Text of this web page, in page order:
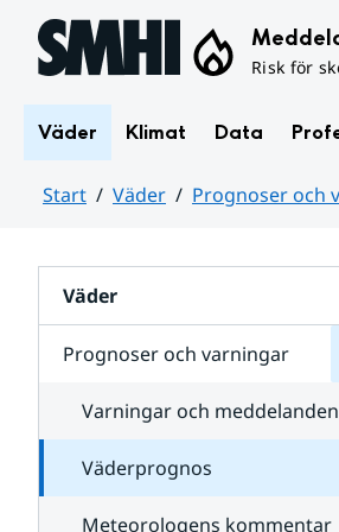
Hoppa till sidans innehåll
Risk för
Väder Klimat Data
Start Väder Prognoser och
Väder
Prognoser och varningar
Varningar och meddelanden
Väderprognos
Meteorologens kommentar